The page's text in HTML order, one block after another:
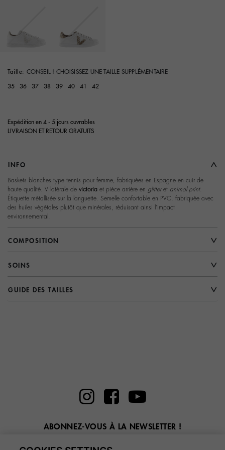
Taille: CONSEIL ! CHOISISSEZ UNE TAILLE SUPPLÉMENTAIRE
35 36 37 38 39 40 41 42
Expédition en 4 - 5 jours ouvrables
LIVRAISON ET RETOUR GRATUITS
INFO
Baskets blanches type tennis pour femme, fabriquées en Espagne en cuir de
haute qualité. V latérale de victoria et pièce arrière en glitteret animal print.
Étiquette métallisée sur la languette. Semelle confortable en PVC, fabriquée avec
des huiles végétales plutôt que minérales, réduisant ainsi l'impact
environnemental.
COMPOSITION
SOINS
GUIDE DES TAILLES
ABONNEZ-VOUS À LA NEWSLETTER !